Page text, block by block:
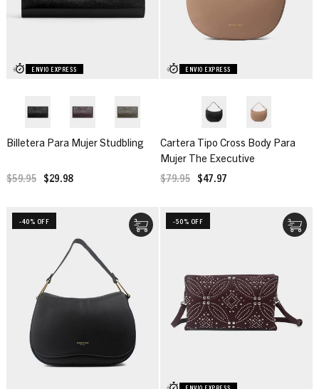
ENVIO EXPRESS
Billetera Para Mujer Studbling
$59.95 $29.98
ENVIO EXPRESS
Cartera Tipo Cross Body Para
Mujer The Executive
$79.95 $47.97
-40% OFF -50% OFF